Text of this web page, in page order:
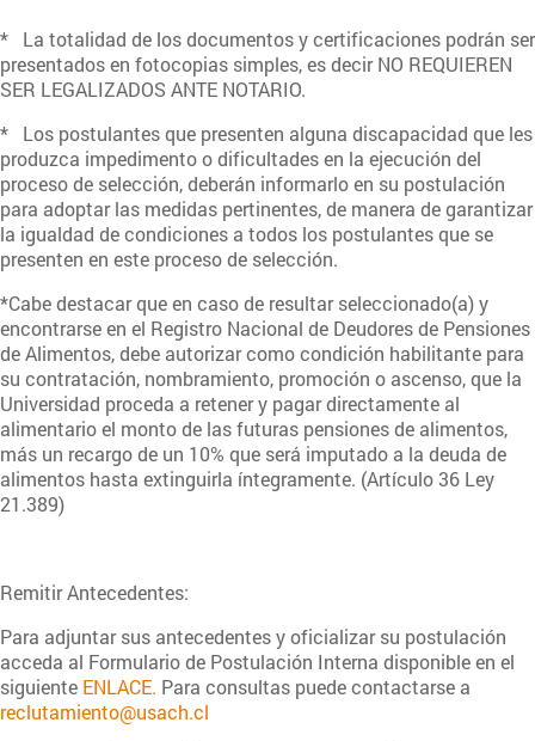
* La totalidad de los documentos y certificaciones podrán ser
presentados en fotocopias simples, es decir NO REQUIEREN
SER LEGALIZADOS ANTE NOTARIO.
* Los postulantes que presenten alguna discapacidad que les
produzca impedimento o dificultades en la ejecución del
proceso de selección, deberán informarlo en su postulación
para adoptar las medidas pertinentes, de manera de garantizar
la igualdad de condiciones a todos los postulantes que se
presenten en este proceso de selección.
*Cabe destacar que en caso de resultar seleccionado(a) y
encontrarse en el Registro Nacional de Deudores de Pensiones
de Alimentos, debe autorizar como condición habilitante para
su contratación, nombramiento, promoción o ascenso, que la
Universidad proceda a retener y pagar directamente al
alimentario el monto de las futuras pensiones de alimentos,
más un recargo de un 10% que será imputado a la deuda de
alimentos hasta extinguirla íntegramente. (Artículo 36 Ley
21.389)
Remitir Antecedentes:
Para adjuntar sus antecedentes y oficializar su postulación
acceda al Formulario de Postulación Interna disponible en el
siguiente ENLACE. Para consultas puede contactarse a
reclutamiento@usach.cl